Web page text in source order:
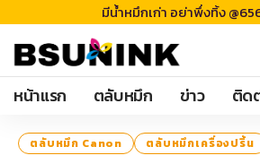
มีน้ำหมึกเก่า อย่าพึ่งทิ้ง
หน้าแรก ตลับหมึก ข่าว ติด
ตลับหมึก Canon ตลับหมึกเครื่องปริ้น